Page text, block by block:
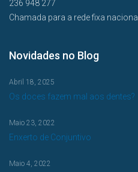
236 948 277
Chamada para a rede fixa nacional
Novidades no Blog
Os doces fazem mal aos dentes?
Abril 18, 2025
Enxerto de Conjuntivo
Maio 23, 2022
Maio 4, 2022